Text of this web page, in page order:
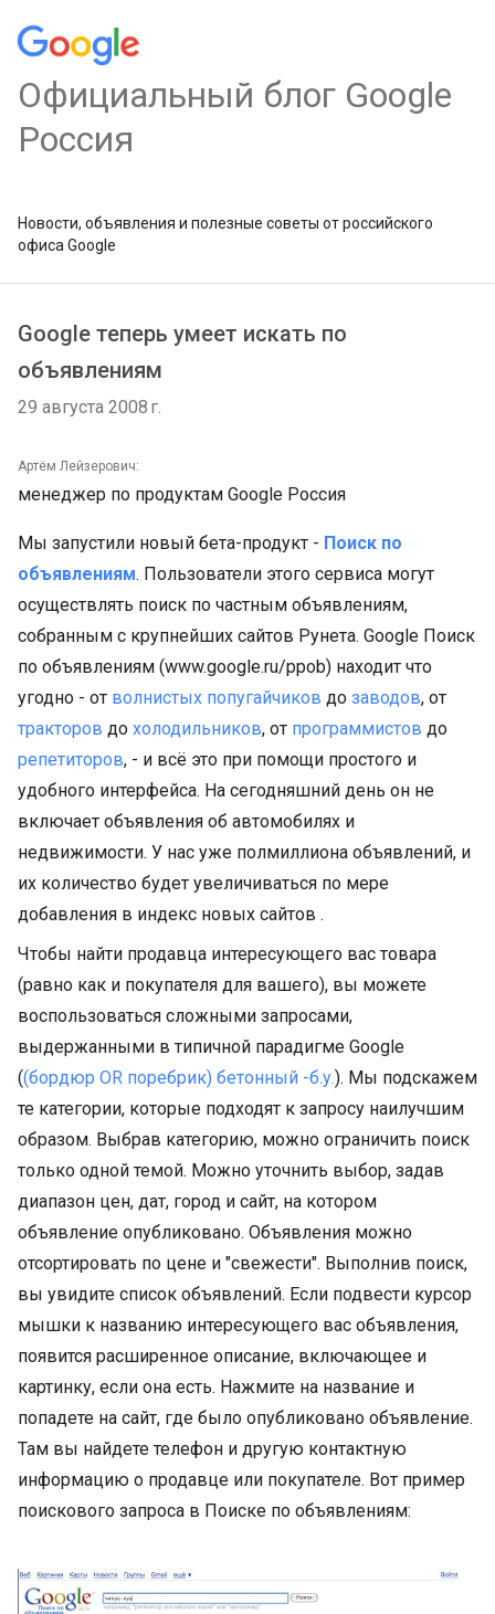
Официальный блог Google
Россия
Новости, объявления и полезные советы от российского
офиса Google
Google теперь умеет искать по
объявлениям
29 августа 2008 г.
Артём Лейзерович:
менеджер по продуктам Google Россия
Мы запустили новый бета-продукт - Поиск по
объявлениям. Пользователи этого сервиса могут
осуществлять поиск по частным объявлениям,
собранным с крупнейших сайтов Рунета. Google Поиск
по объявлениям (www.google.ru/ppob) находит что
угодно - от волнистых попугайчиков до заводов, от
тракторов до холодильников, от программистов до
репетиторов, - и всё это при помощи простого и
удобного интерфейса. На сегодняшний день он не
включает объявления об автомобилях и
недвижимости. У нас уже полмиллиона объявлений, и
их количество будет увеличиваться по мере
добавления в индекс новых сайтов .
Чтобы найти продавца интересующего вас товара
(равно как и покупателя для вашего), вы можете
воспользоваться сложными запросами,
выдержанными в типичной парадигме Google
((бордюр OR поребрик) бетонный -б.у.). Мы подскажем
те категории, которые подходят к запросу наилучшим
образом. Выбрав категорию, можно ограничить поиск
только одной темой. Можно уточнить выбор, задав
диапазон цен, дат, город и сайт, на котором
объявление опубликовано. Объявления можно
отсортировать по цене и "свежести". Выполнив поиск,
вы увидите список объявлений. Если подвести курсор
мышки к названию интересующего вас объявления,
появится расширенное описание, включающее и
картинку, если она есть. Нажмите на название и
попадете на сайт, где было опубликовано объявление.
Там вы найдете телефон и другую контактную
информацию о продавце или покупателе. Вот пример
поисковoго запросa в Поиске по объявлениям: